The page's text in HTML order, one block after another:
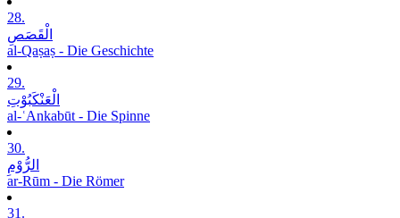
28.
الْقَصَصِ
al-Qaṣaṣ - Die Geschichte
29.
الْعَنْکَبُوْتِ
al-ʿAnkabūt - Die Spinne
30.
الرُّوْمِ
ar-Rūm - Die Römer
31.